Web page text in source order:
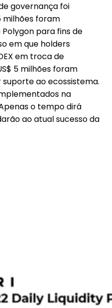
governança foi
milhões foram
para fins de
em que holders
em troca de
5 milhões foram
ao ecossistema.
na
o tempo dirá
ao atual sucesso da